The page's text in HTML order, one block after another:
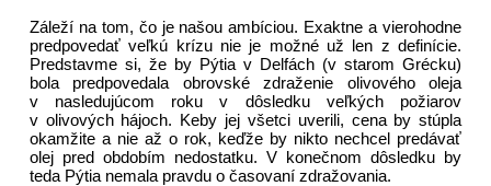
Záleží na tom, čo je našou ambíciou. Exaktne a vierohodne
predpovedať veľkú krízu nie je možné už len z definície.
Predstavme si, že by Pýtia v Delfách (v starom Grécku)
bola predpovedala obrovské zdraženie olivového oleja
v nasledujúcom roku v dôsledku veľkých požiarov
v olivových hájoch. Keby jej všetci uverili, cena by stúpla
okamžite a nie až o rok, keďže by nikto nechcel predávať
olej pred obdobím nedostatku. V konečnom dôsledku by
teda Pýtia nemala pravdu o časovaní zdražovania.